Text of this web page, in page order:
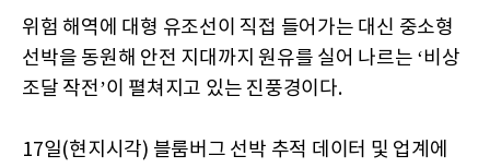
위험 해역에 대형 유조선이 직접 들어가는 대신 중소형
선박을 동원해 안전 지대까지 원유를 실어 나르는 ‘비상
조달 작전’이 펼쳐지고 있는 진풍경이다.
17일(현지시각) 블룸버그 선박 추적 데이터 및 업계에